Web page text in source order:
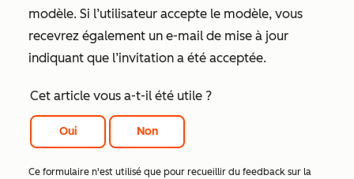
modèle. Si l’utilisateur accepte le modèle, vous
recevrez également un e-mail de mise à jour
indiquant que l’invitation a été acceptée.
Cet article vous a-t-il été utile ?
Oui Non
Ce formulaire n'est utilisé que pour recueillir du feedback sur la